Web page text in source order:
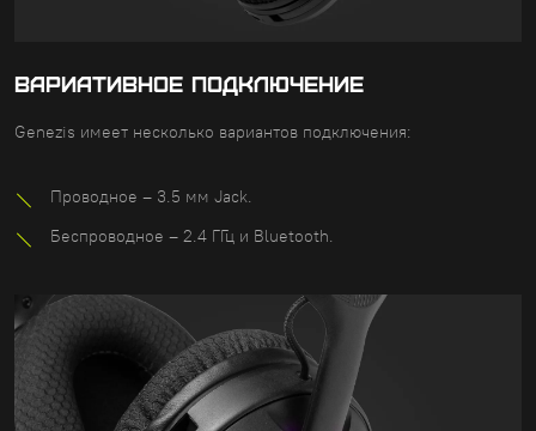
ВАРИАТИВНОЕ ПОДКЛЮЧЕНИЕ
Genezis имеет несколько вариантов подключения:
Проводное – 3.5 мм Jack.
Беспроводное – 2.4 ГГц и Bluetooth.